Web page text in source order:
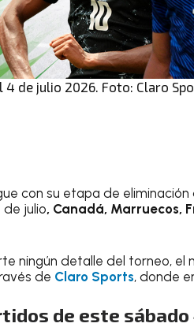
4 de julio 2026. Foto: Claro
con su etapa de
julio, Canadá, Marruecos,
ningún detalle del torneo,
de Claro Sports, donde
de este